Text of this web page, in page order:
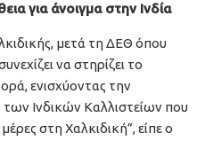
για άνοιγμα στην Ινδία
μετά τη ΔΕΘ όπου
να στηρίζει το
ενισχύοντας την
Ινδικών Καλλιστείων που
στη Χαλκιδική”, είπε ο